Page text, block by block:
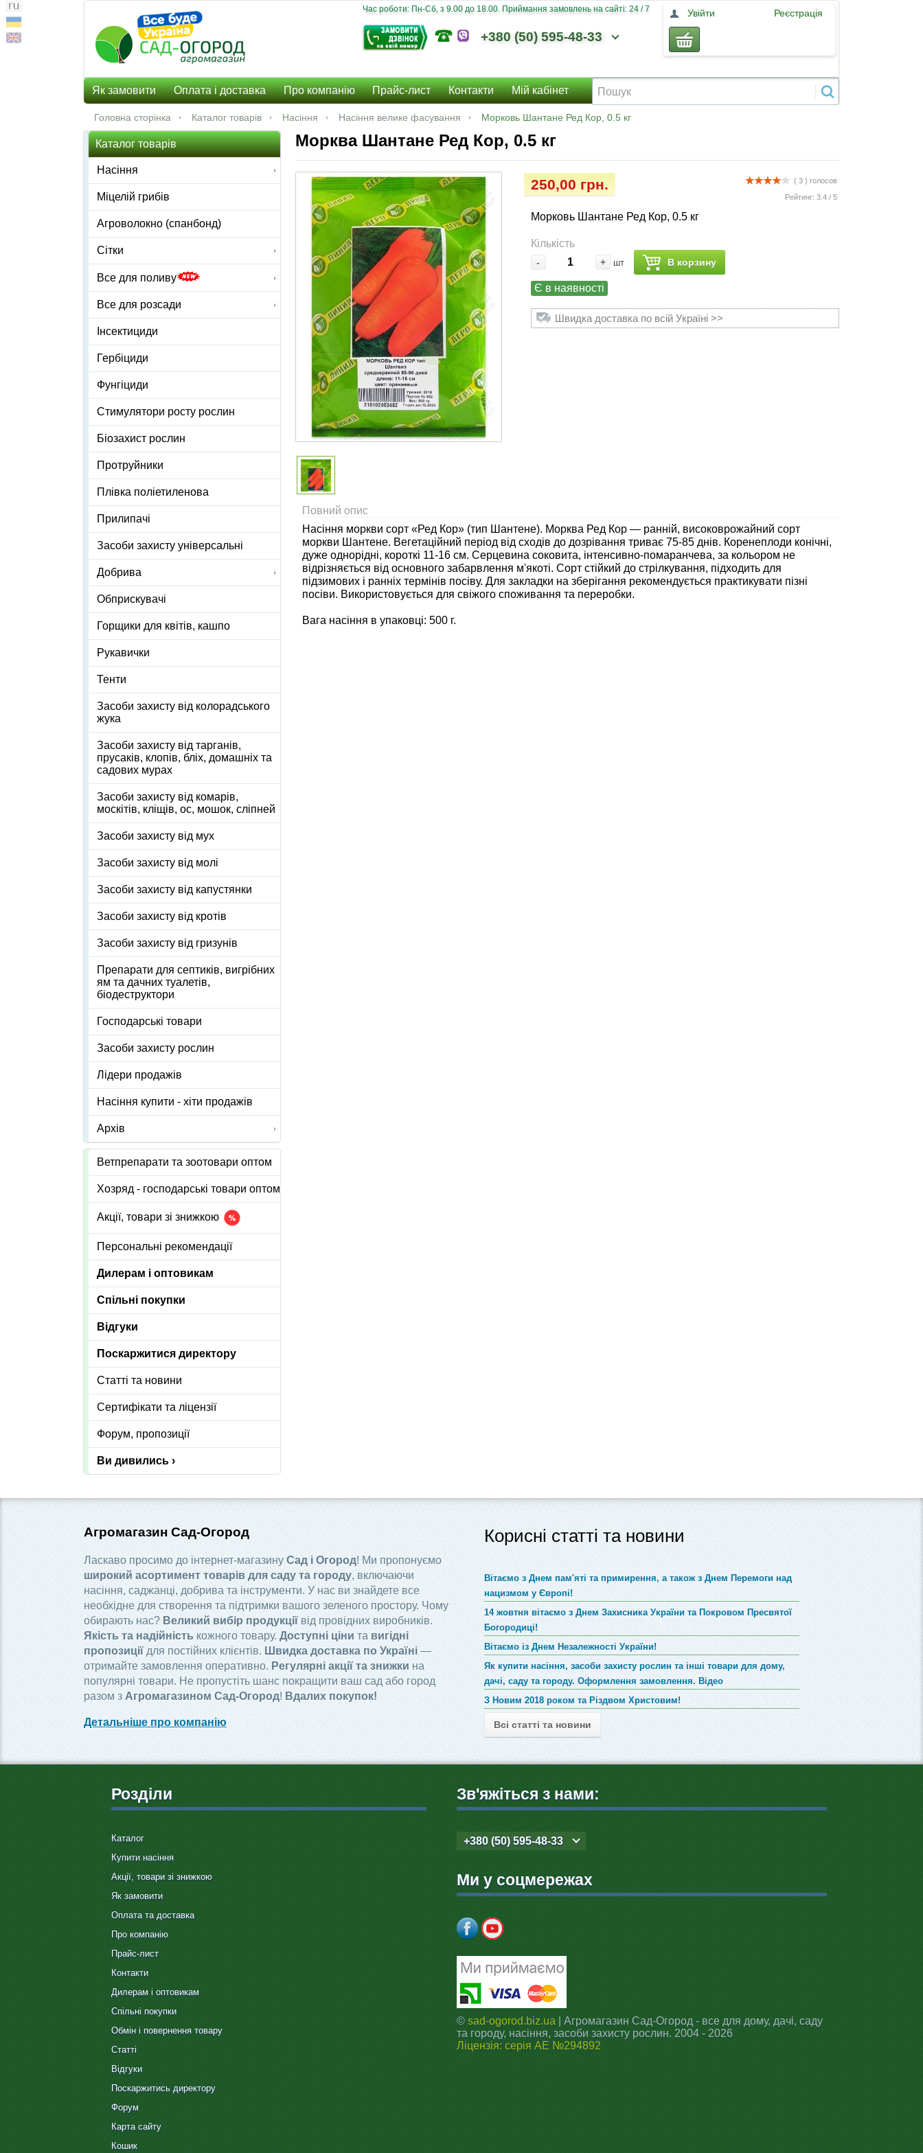
Час роботи: Пн-Сб, з 9.00 до 18.00. Приймання замовлень на сайті: 24 / 7
+380 (50) 595-48-33
Увійти Реєстрація
Як замовити Оплата і доставка Про компанію Прайс-лист Контакти Мій кабінет
Головна сторінка Каталог товарів Насіння Насіння велике фасування Морковь Шантане Ред Кор, 0.5 кг
Морква Шантане Ред Кор, 0.5 кг
( 3 ) голосов
Рейтинг: 3.4/ 5
250,00 грн.
Морковь Шантане Ред Кор, 0.5 кг
Кількість
- + шт В корзину
Є в наявності
Швидка доставка по всій Україні >>
Повний опис
Насіння моркви сорт «Ред Кор» (тип Шантене). Морква Ред Кор — ранній, високоврожайний сорт
моркви Шантене. Вегетаційний період від сходів до дозрівання триває 75-85 днів. Коренеплоди конічні,
дуже однорідні, короткі 11-16 см. Серцевина соковита, інтенсивно-помаранчева, за кольором не
відрізняється від основного забарвлення м'якоті. Сорт стійкий до стрілкування, підходить для
підзимових і ранніх термінів посіву. Для закладки на зберігання рекомендується практикувати пізні
посіви. Використовується для свіжого споживання та переробки.
Вага насіння в упаковці: 500 г.
Каталог товарів
Насіння
Міцелій грибів
Агроволокно (спанбонд)
Сітки
Все для поливу
Все для розсади
Інсектициди
Гербіциди
Фунгіциди
Стимулятори росту рослин
Біозахист рослин
Протруйники
Плівка поліетиленова
Прилипачі
Засоби захисту універсальні
Добрива
Обприскувачі
Горщики для квітів, кашпо
Рукавички
Тенти
Засоби захисту від колорадського
жука
Засоби захисту від тарганів,
прусаків, клопів, бліх, домашніх та
садових мурах
Засоби захисту від комарів,
москітів, кліщів, ос, мошок, сліпней
Засоби захисту від мух
Засоби захисту від молі
Засоби захисту від капустянки
Засоби захисту від кротів
Засоби захисту від гризунів
Препарати для септиків, вигрібних
ям та дачних туалетів,
біодеструктори
Господарські товари
Засоби захисту рослин
Лідери продажів
Насіння купити - хіти продажів
Архів
Ветпрепарати та зоотовари оптом
Хозряд - господарські товари оптом
Акції, товари зі знижкою
Персональні рекомендації
Дилерам і оптовикам
Спільні покупки
Відгуки
Поскаржитися директору
Статті та новини
Сертифікати та ліцензії
Форум, пропозиції
Ви дивились ›
Агромагазин Сад-Огород
Ласкаво просимо до інтернет-магазину Сад і Огород! Ми пропонуємо
широкий асортимент товарів для саду та городу, включаючи
насіння, саджанці, добрива та інструменти. У нас ви знайдете все
необхідне для створення та підтримки вашого зеленого простору. Чому
обирають нас? Великий вибір продукції від провідних виробників.
Якість та надійність кожного товару.Доступні ціни та вигідні
пропозиціїдля постійних клієнтів. Швидка доставка по Україні—
отримайте замовлення оперативно. Регулярні акції та знижки на
популярні товари. Не пропустіть шанс покращити ваш сад або город
разом зАгромагазином Сад-Огород! Вдалих покупок!
Детальніше про компанію
Корисні статті та новини
Вітаємо з Днем пам'яті та примирення, а також з Днем Перемоги над
нацизмом у Європі!
14 жовтня вітаємо з Днем Захисника України та Покровом Пресвятої
Богородиці!
Вітаємо із Днем Незалежності України!
Як купити насіння, засоби захисту рослин та інші товари для дому,
дачі, саду та городу. Оформлення замовлення. Відео
З Новим 2018 роком та Різдвом Христовим!
Всі статті та новини
Розділи
Каталог
Купити насіння
Акції, товари зі знижкою
Як замовити
Оплата та доставка
Про компанію
Прайс-лист
Контакти
Дилерам і оптовикам
Спільні покупки
Обмін і повернення товару
Статті
Відгуки
Поскаржитись директору
Форум
Карта сайту
Кошик
Зв'яжіться з нами:
+380 (50) 595-48-33
Ми у соцмережах
© sad-ogorod.biz.ua | Агромагазин Сад-Огород - все для дому, дачі, саду
та городу, насіння, засоби захисту рослин. 2004 - 2026
Ліцензія: серія АЕ №294892